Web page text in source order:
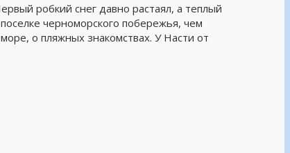
робкий снег давно растаял, а теплый
черноморского побережья, чем
о пляжных знакомствах. У Насти от